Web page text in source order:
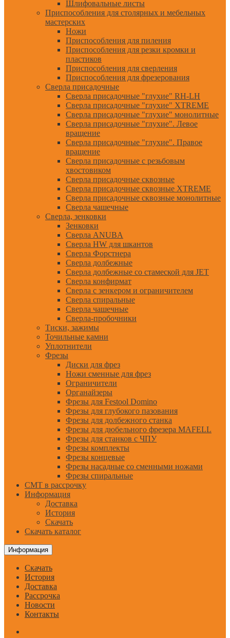
Шлифовальные листы
Приспособления для столярных и мебельных
мастерских
Ножи
Приспособления для пиления
Приспособления для резки кромки и
пластиков
Приспособления для сверления
Приспособления для фрезерования
Сверла присадочные
Сверла присадочные "глухие" RH-LH
Сверла присадочные "глухие" XTREME
Сверла присадочные "глухие" монолитные
Сверла присадочные "глухие". Левое
вращение
Сверла присадочные "глухие". Правое
вращение
Сверла присадочные с резьбовым
хвостовиком
Сверла присадочные сквозные
Сверла присадочные сквозные XTREME
Сверла присадочные сквозные монолитные
Сверла чашечные
Сверла, зенковки
Зенковки
Сверла ANUBA
Сверла HW для шкантов
Сверла Форстнера
Сверла долбежные
Сверла долбежные со стамеской для JET
Сверла конфирмат
Сверла с зенкером и ограничителем
Сверла спиральные
Сверла чашечные
Сверла-пробочники
Тиски, зажимы
Точильные камни
Уплотнители
Фрезы
Диски для фрез
Ножи сменные для фрез
Ограничители
Органайзеры
Фрезы для Festool Domino
Фрезы для глубокого пазования
Фрезы для долбежного станка
Фрезы для дюбельного фрезера MAFELL
Фрезы для станков с ЧПУ
Фрезы комплекты
Фрезы концевые
Фрезы насадные со сменными ножами
Фрезы спиральные
CMT в рассрочку
Информация
Доставка
История
Скачать
Скачать каталог
Информация
Скачать
История
Доставка
Рассрочка
Новости
Контакты